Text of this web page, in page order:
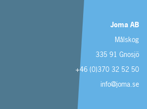
Joma AB
Målskog
335 91 Gnosjö
+46 (0)370 32 52 50
info@joma.se